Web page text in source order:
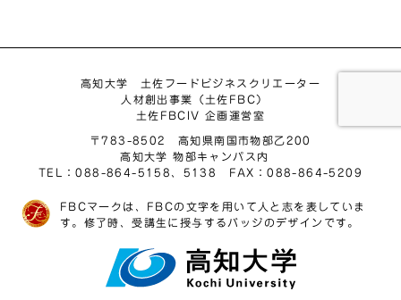
高知大学 土佐フードビジネスクリエーター
人材創出事業（土佐FBC）
土佐FBCIV 企画運営室
〒783-8502 高知県南国市物部乙200
高知大学 物部キャンパス内
TEL：088-864-5158、5138 FAX：088-864-5209
FBCマークは、FBCの文字を用いて人と志を表していま
す。修了時、受講生に授与するバッジのデザインです。